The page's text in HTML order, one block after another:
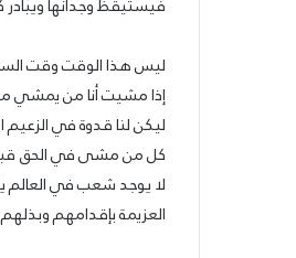
ليس هذا الوقت وقت
إذا مشيت أنا من يمشي
ليكن لنا قدوة في
كل من مشى في الحق
لا يوجد شعب في العالم
العزيمة بإقدامهم